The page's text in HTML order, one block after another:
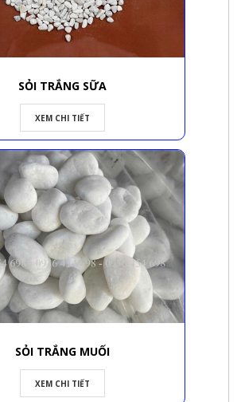
SỎI TRẮNG SỮA
XEM CHI TIẾT
SỎI TRẮNG MUỐI
XEM CHI TIẾT